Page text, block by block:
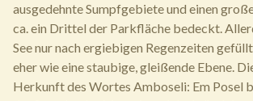
ausgedehnte Sumpfgebiete und einen
ca. ein Drittel der Parkfläche bedeckt.
See nur nach ergiebigen Regenzeiten
eher wie eine staubige, gleißende Ebene.
Herkunft des Wortes Amboseli: Em Posel